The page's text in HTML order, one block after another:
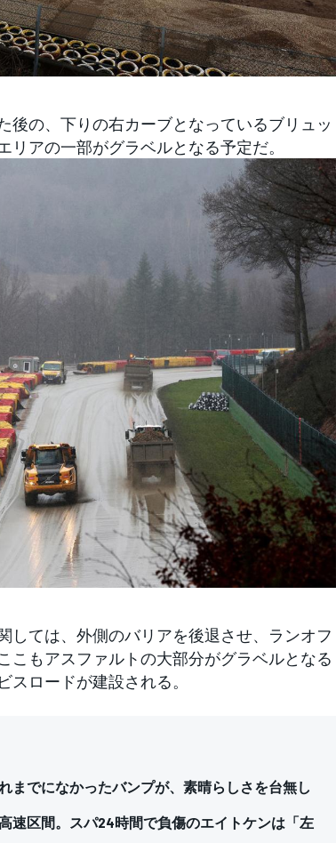
の、下りの右カーブとなっているブリュッ
アの一部がグラベルとなる予定だ。
ては、外側のバリアを後退させ、ランオフ
こもアスファルトの大部分がグラベルとなる
ロードが建設される。
までになかったバンプが、素晴らしさを台無し
速区間。スパ24時間で負傷のエイトケンは「左